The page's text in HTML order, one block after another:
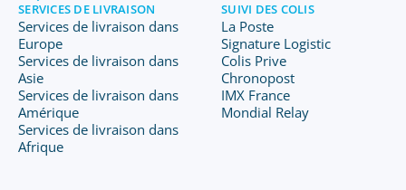
SERVICES DE LIVRAISON
Services de livraison dans
Europe
Services de livraison dans
Asie
Services de livraison dans
Amérique
Services de livraison dans
Afrique
SUIVI DES COLIS
La Poste
Signature Logistic
Colis Prive
Chronopost
IMX France
Mondial Relay